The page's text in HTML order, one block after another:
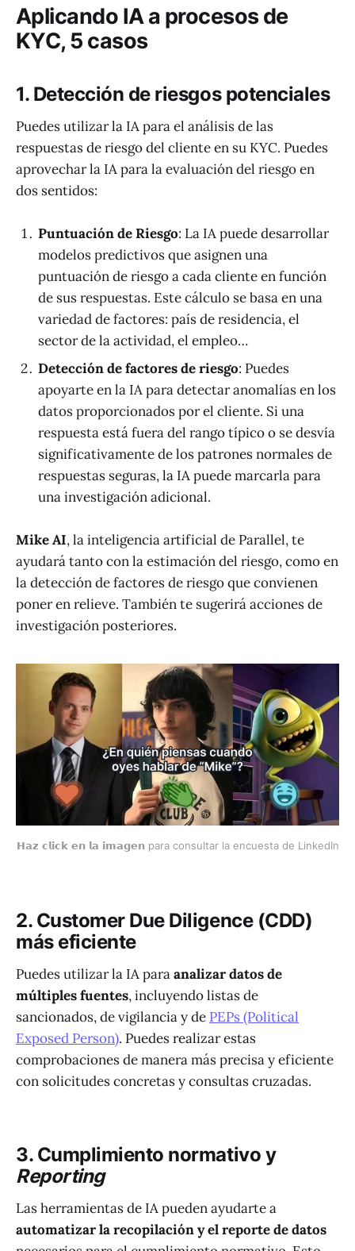
Aplicando IA a procesos de
KYC, 5 casos
1. Detección de riesgos potenciales
Puedes utilizar la IA para el análisis de las
respuestas de riesgo del cliente en su KYC. Puedes
aprovechar la IA para la evaluación del riesgo en
dos sentidos:
Puntuación de Riesgo: La IA puede desarrollar
modelos predictivos que asignen una
puntuación de riesgo a cada cliente en función
de sus respuestas. Este cálculo se basa en una
variedad de factores: país de residencia, el
sector de la actividad, el empleo…
Detección de factores de riesgo: Puedes
apoyarte en la IA para detectar anomalías en los
datos proporcionados por el cliente. Si una
respuesta está fuera del rango típico o se desvía
significativamente de los patrones normales de
respuestas seguras, la IA puede marcarla para
una investigación adicional.
Mike AI, la inteligencia artificial de Parallel, te
ayudará tanto con la estimación del riesgo, como en
la detección de factores de riesgo que convienen
poner en relieve. También te sugerirá acciones de
investigación posteriores.
𝗛𝗮𝘇 𝗰𝗹𝗶𝗰𝗸 𝗲𝗻 𝗹𝗮 𝗶𝗺𝗮𝗴𝗲𝗻 para consultar la encuesta de LinkedIn
2. Customer Due Diligence (CDD)
más eficiente
Puedes utilizar la IA paraanalizar datos de
múltiples fuentes, incluyendo listas de
sancionados, de vigilancia y de PEPs (Political
Exposed Person). Puedes realizar estas
comprobaciones de manera más precisa y eficiente
con solicitudes concretas y consultas cruzadas.
3. Cumplimiento normativo y
Reporting
Las herramientas de IA pueden ayudarte a
automatizar la recopilación y el reporte de datos